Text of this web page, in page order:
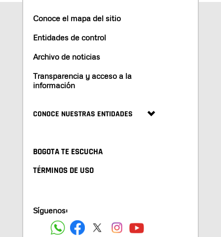
Conoce el mapa del sitio
Entidades de control
Archivo de noticias
Transparencia y acceso a la
información
CONOCE NUESTRAS ENTIDADES
BOGOTA TE ESCUCHA
TÉRMINOS DE USO
Síguenos: